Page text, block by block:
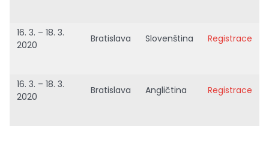
16. 3. – 18. 3.
2020
Bratislava Slovenština Registrace
16. 3. – 18. 3.
2020
Bratislava Angličtina Registrace